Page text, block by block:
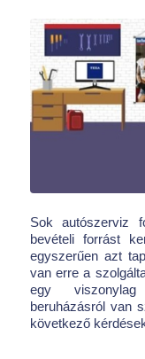
Sok autószerviz
bevételi forrást
egyszerűen azt
van erre a
egy
beruházásról van
következő